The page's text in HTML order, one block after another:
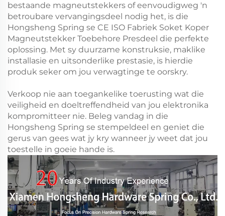
bestaande magneutstekkers of eenvoudigweg 'n
betroubare vervangingsdeel nodig het, is die
Hongsheng Spring se CE ISO Fabriek Soket Koper
Magneutstekker Toebehore Presdeel die perfekte
oplossing. Met sy duurzame konstruksie, maklike
installasie en uitsonderlike prestasie, is hierdie
produk seker om jou verwagtinge te oorskry.
Verkoop nie aan toegankelike toerusting wat die
veiligheid en doeltreffendheid van jou elektronika
kompromitteer nie. Beleg vandag in die
Hongsheng Spring se stempeldeel en geniet die
gerus van gees wat jy kry wanneer jy weet dat jou
toestelle in goeie hande is.